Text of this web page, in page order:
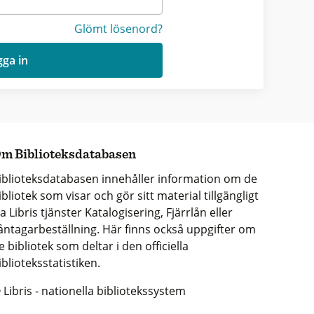
Glömt lösenord?
in
Biblioteksdatabasen
innehåller information om de
som visar och gör sitt material tillgängligt
Libris tjänster Katalogisering, Fjärrlån eller
Här finns också uppgifter om
bibliotek som deltar i den officiella
- nationella bibliotekssystem